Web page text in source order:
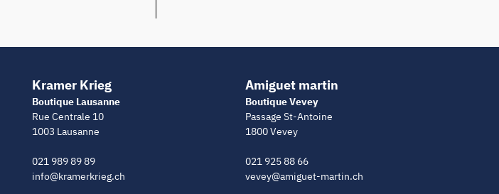
Kramer Krieg
Boutique Lausanne
Rue Centrale 10
1003 Lausanne
021 989 89 89
info@kramerkrieg.ch
Amiguet martin
Boutique Vevey
Passage St-Antoine
1800 Vevey
021 925 88 66
vevey@amiguet-martin.ch